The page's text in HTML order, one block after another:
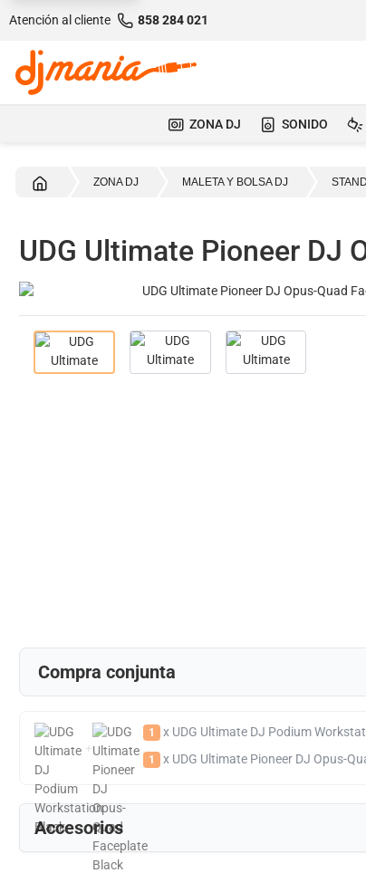
Atención al cliente 858 284 021
ZONA DJ SONIDO
ZONA DJ MALETA Y BOLSA DJ
UDG Ultimate Pioneer DJ
Compra conjunta
+
1 x UDG Ultimate DJ Podium
1 x UDG Ultimate Pioneer DJ Opus-Quad
Accesorios